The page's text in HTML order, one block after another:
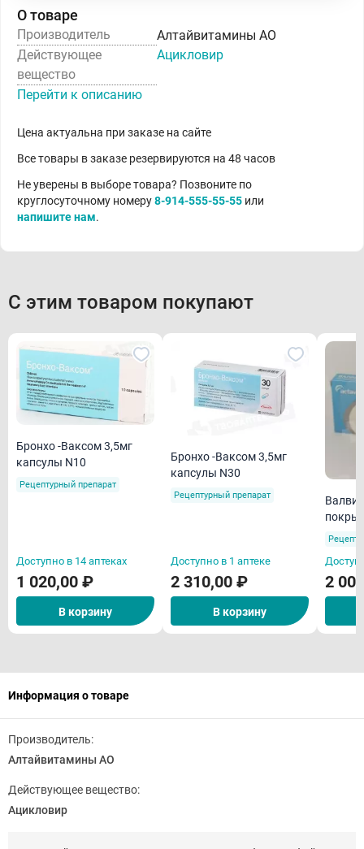
О товаре
Производитель
Алтайвитамины АО
Действующее
вещество
Ацикловир
Перейти к описанию
Цена актуальна при заказе на сайте
Все товары в заказе резервируются на 48 часов
Не уверены в выборе товара? Позвоните по
круглосуточному номеру8-914-555-55-55 или
напишите нам.
С этим товаром покупают
Бронхо -Ваксом 3,5мг
капсулы N10
Рецептурный препарат
Доступно в 14 аптеках
1 020,00 ₽
В корзину
Бронхо -Ваксом 3,5мг
капсулы N30
Рецептурный препарат
Доступно в 1 аптеке
2 310,00 ₽
В корзину
Валвир 500 мг
2
Информация о товаре
Производитель:
Алтайвитамины АО
Действующее вещество:
Ацикловир